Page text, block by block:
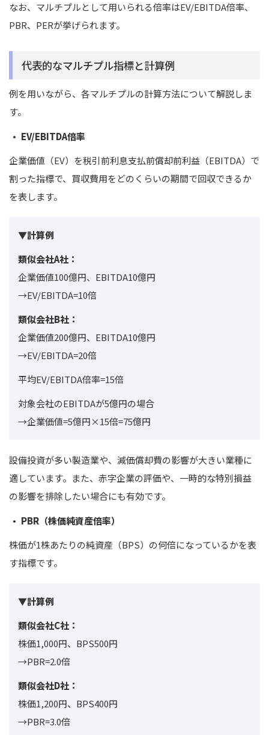
なお、マルチプルとして用いられる倍率はEV/EBITDA倍率、
PBR、PERが挙げられます。
代表的なマルチプル指標と計算例
例を用いながら、各マルチプルの計算方法について解説しま
す。
EV/EBITDA倍率
企業価値（EV）を税引前利息支払前償却前利益（EBITDA）で
割った指標で、買収費用をどのくらいの期間で回収できるか
を表します。
▼計算例
類似会社A社：
企業価値100億円、EBITDA10億円
→EV/EBITDA=10倍
類似会社B社：
企業価値200億円、EBITDA10億円
→EV/EBITDA=20倍
平均EV/EBITDA倍率=15倍
対象会社のEBITDAが5億円の場合
→企業価値=5億円×15倍=75億円
設備投資が多い製造業や、減価償却費の影響が大きい業種に
適しています。 また、赤字企業の評価や、一時的な特別損益
の影響を排除したい場合にも有効です。
PBR（株価純資産倍率）
株価が1株あたりの純資産（BPS）の何倍になっているかを表
す指標です。
▼計算例
類似会社C社：
株価1,000円、BPS500円
→PBR=2.0倍
類似会社D社：
株価1,200円、BPS400円
→PBR=3.0倍